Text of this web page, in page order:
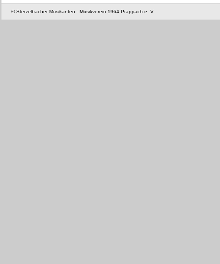
© Sterzelbacher Musikanten - Musikverein 1964 Prappach e. V.